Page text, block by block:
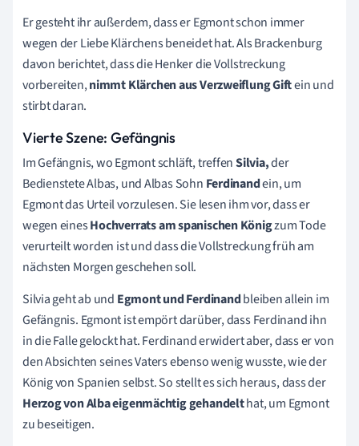
Er gesteht ihr außerdem, dass er Egmont schon immer
wegen der Liebe Klärchens beneidet hat. Als Brackenburg
davon berichtet, dass die Henker die Vollstreckung
vorbereiten,nimmt Klärchen aus Verzweiflung Giftein und
stirbt daran.
Vierte Szene: Gefängnis
Im Gefängnis, wo Egmont schläft, treffenSilvia,der
Bedienstete Albas, und Albas Sohn Ferdinandein, um
Egmont das Urteil vorzulesen. Sie lesen ihm vor, dass er
wegen einesHochverrats am spanischen Königzum Tode
verurteilt worden ist und dass die Vollstreckung früh am
nächsten Morgen geschehen soll.
Silvia geht ab und Egmont und Ferdinandbleiben allein im
Gefängnis. Egmont ist empört darüber, dass Ferdinand ihn
in die Falle gelockt hat. Ferdinand erwidert aber, dass er von
den Absichten seines Vaters ebenso wenig wusste, wie der
König von Spanien selbst. So stellt es sich heraus, dass der
Herzog von Alba eigenmächtig gehandelthat, um Egmont
zu beseitigen.